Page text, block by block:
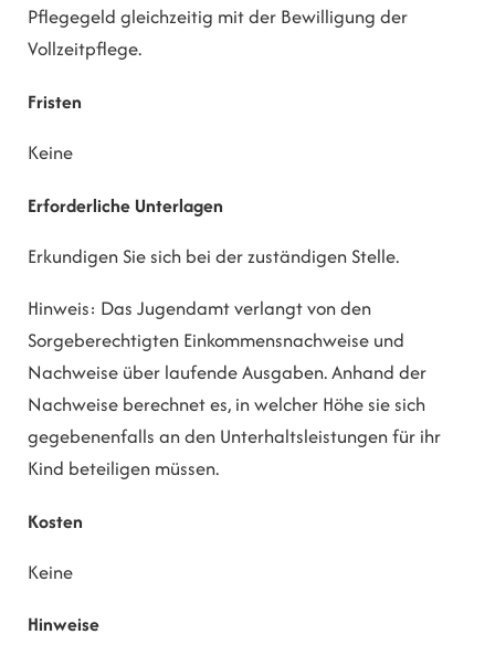
Pflegegeld gleichzeitig mit der Bewilligung der
Vollzeitpflege.
Fristen
Keine
Erforderliche Unterlagen
Erkundigen Sie sich bei der zuständigen Stelle.
Hinweis: Das Jugendamt verlangt von den
Sorgeberechtigten Einkommensnachweise und
Nachweise über laufende Ausgaben. Anhand der
Nachweise berechnet es, in welcher Höhe sie sich
gegebenenfalls an den Unterhaltsleistungen für ihr
Kind beteiligen müssen.
Kosten
Keine
Hinweise